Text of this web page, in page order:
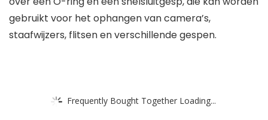
gebruikt voor het ophangen van camera’s,
staafwijzers, flitsen en verschillende gespen.
Frequently Bought Together Loading...